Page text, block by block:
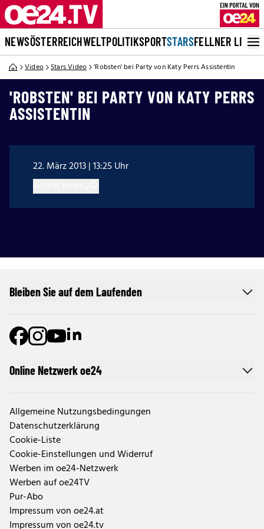
NEWSÖSTERREICHWELTPOLITIKSPORTSTARSFELLNER LIVE
Video Stars Video 'Robsten' bei Party von Katy Perrs Assistentin
'ROBSTEN' BEI PARTY VON KATY PERRS
ASSISTENTIN
22. März 2013 | 13:25 Uhr
Online Netzwerk oe24
Allgemeine Nutzungsbedingungen
Datenschutzerklärung
Cookie-Liste
Cookie-Einstellungen und Widerruf
Werben im oe24-Netzwerk
Werben auf oe24TV
Pur-Abo
Impressum von oe24.at
Impressum von oe24.tv
Bleiben Sie auf dem Laufenden